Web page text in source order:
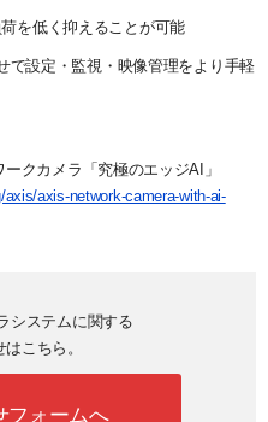
を低く抑えることが可能
で設定・監視・映像管理をより手軽
クカメラ「究極のエッジAI」
axis-network-camera-with-ai-
システムに関する
こちら。
フォームへ